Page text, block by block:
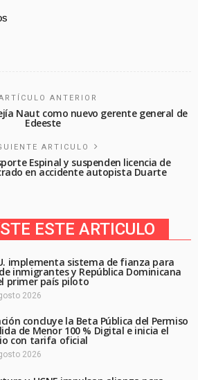
ANTERIOR
Naut como nuevo gerente general de
Edeeste
ARTICULO
Espinal y suspenden licencia de
en accidente autopista Duarte
ESTE ARTICULO
implementa sistema de fianza para
inmigrantes y República Dominicana
primer país piloto
2026
concluye la Beta Pública del Permiso
de Menor 100 % Digital e inicia el
con tarifa oficial
2026